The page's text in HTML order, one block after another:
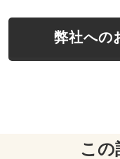
弊社への
この